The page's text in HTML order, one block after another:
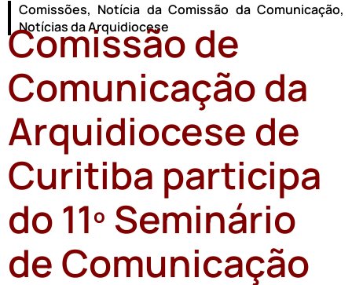
Comissões, Notícia da Comissão da Comunicação,
Notícias da Arquidiocese
Comissão de
Comunicação da
Arquidiocese de
Curitiba participa
do 11º Seminário
de Comunicação